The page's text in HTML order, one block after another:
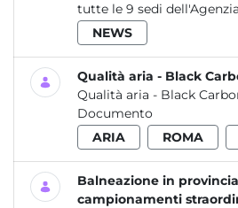
tutte le 9 sedi
NEWS
Qualità aria - Black
Qualità aria - Black
Documento
ARIA
ROMA
Balneazione in
campionamenti